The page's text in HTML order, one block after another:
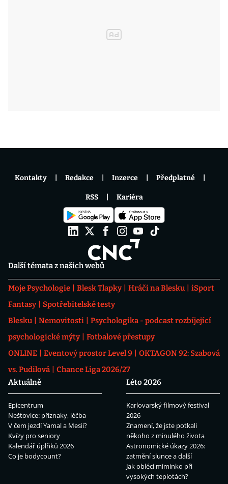
Další témata z našich webů
Moje Psychologie Blesk Tlapky Hráči na Blesku
iSport
Fantasy
Spotřebitelské testy
Blesku
Nemovitosti
Psychologika - podcast rozbíjející
psychologické mýty
Fotbalové přestupy
ONLINE
Eventový prostor Level 9
OKTAGON 92: Szabová
vs. Pudilová
Chance Liga 2026/27
Aktuálně
Epicentrum
Neštovice: příznaky, léčba
V čem jezdí Yamal a Mesii?
Kvízy pro seniory
Kalendář úplňků 2026
Co je bodycount?
Léto 2026
Karlovarský filmový festival
2026
Znamení, že jste potkali
někoho z minulého života
Astronomické úkazy 2026:
zatmění slunce a další
Jak obléci miminko při
vysokých teplotách?
Kontakty Redakce Inzerce Předplatné
RSS Kariéra